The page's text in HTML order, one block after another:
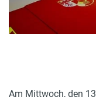
Am Mittwoch, den